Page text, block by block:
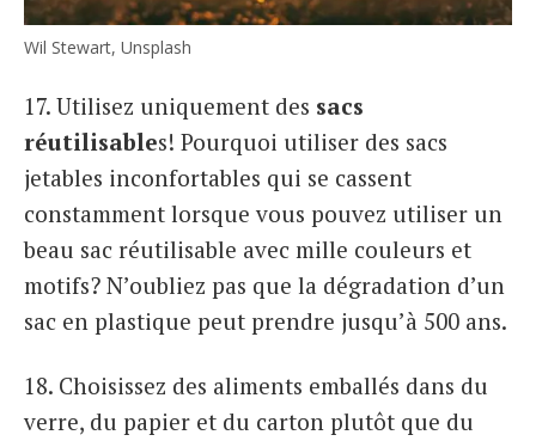
Wil Stewart, Unsplash
17. Utilisez uniquement des sacs
réutilisables! Pourquoi utiliser des sacs
jetables inconfortables qui se cassent
constamment lorsque vous pouvez utiliser un
beau sac réutilisable avec mille couleurs et
motifs? N’oubliez pas que la dégradation d’un
sac en plastique peut prendre jusqu’à 500 ans.
18. Choisissez des aliments emballés dans du
verre, du papier et du carton plutôt que du